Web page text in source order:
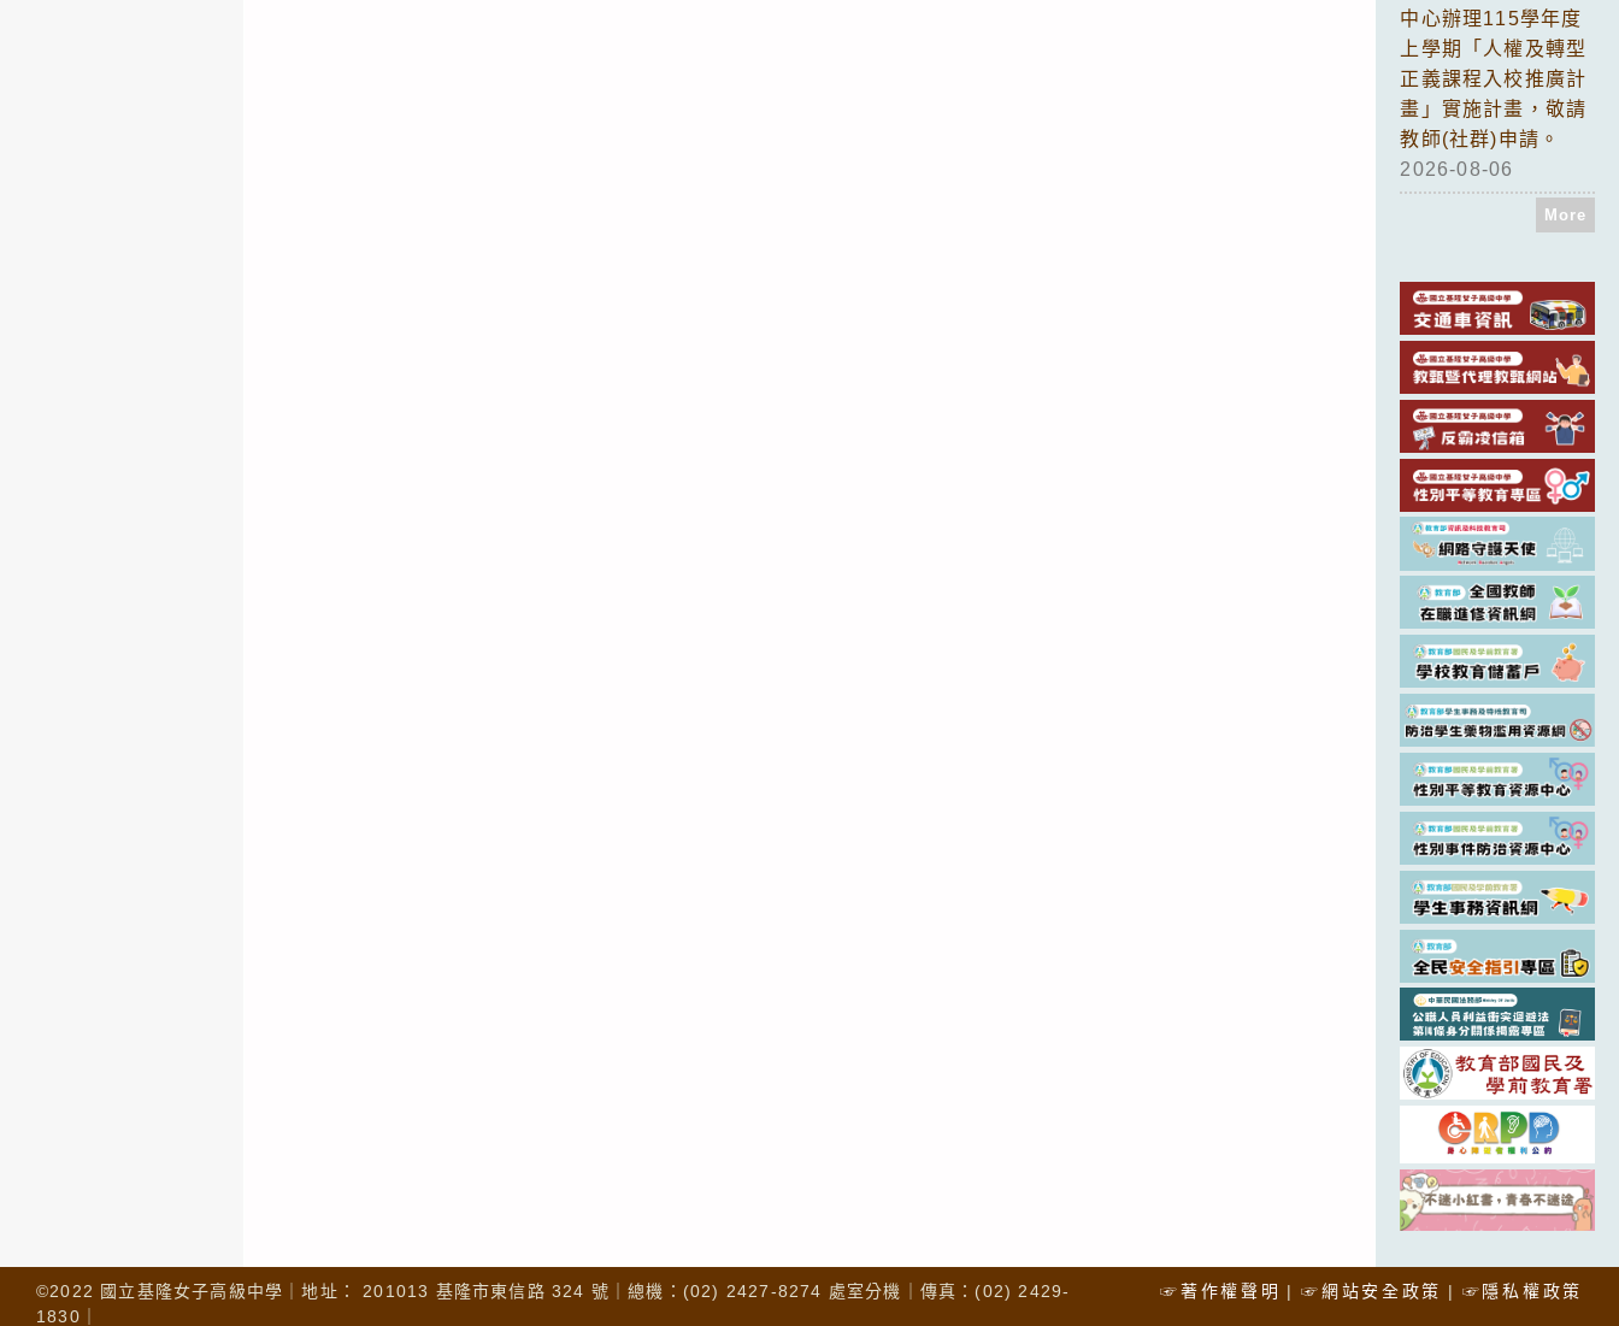
中心辦理115學年度
上學期「人權及轉型
正義課程入校推廣計
畫」實施計畫，敬請
教師(社群)申請。
2026-08-06
More
☞著作權聲明 ☞網站安全政策 ☞隱私權政策
©2022 國立基隆女子高級中學｜地址： 201013 基隆市東信路 324 號｜總機：(02) 2427-8274 處室分機｜傳真：(02) 2429-
1830｜